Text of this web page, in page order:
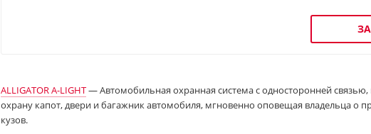
ALLIGATOR A-LIGHT— Автомобильная охранная система с односторонней
охрану капот, двери и багажник автомобиля, мгновенно оповещая владельца о
кузов.